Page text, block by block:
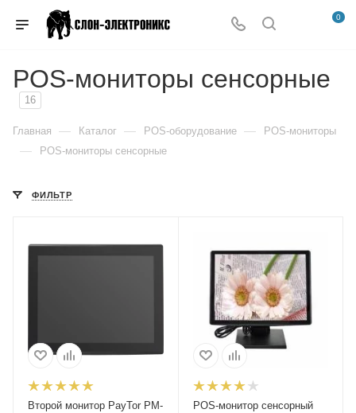
0
POS-мониторы сенсорные
16
Главная — Каталог — POS-оборудование — POS-мониторы
— POS-мониторы сенсорные
ФИЛЬТР
Второй монитор PayTor PM-
POS-монитор сенсорный